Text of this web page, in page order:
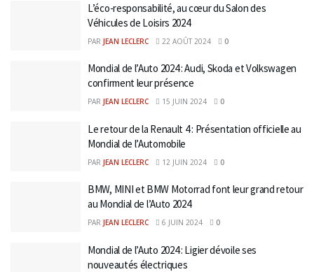
L’éco-responsabilité, au cœur du Salon des
Véhicules de Loisirs 2024
PAR JEAN LECLERC 22 AOÛT 2024 0
Mondial de l’Auto 2024 : Audi, Skoda et Volkswagen
confirment leur présence
PAR JEAN LECLERC 15 JUIN 2024 0
Le retour de la Renault 4 : Présentation officielle au
Mondial de l’Automobile
PAR JEAN LECLERC 12 JUIN 2024 0
BMW, MINI et BMW Motorrad font leur grand retour
au Mondial de l’Auto 2024
PAR JEAN LECLERC 6 JUIN 2024 0
Mondial de l’Auto 2024 : Ligier dévoile ses
nouveautés électriques